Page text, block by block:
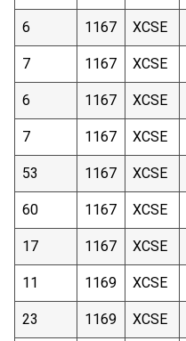
6 1167 XCSE
7 1167 XCSE
6 1167 XCSE
7 1167 XCSE
53 1167 XCSE
60 1167 XCSE
17 1167 XCSE
11 1169 XCSE
23 1169 XCSE